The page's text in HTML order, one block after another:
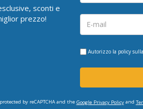
sconti e
prezzo!
Autorizzo la policy
by reCAPTCHA and the Google Privacy Policyand